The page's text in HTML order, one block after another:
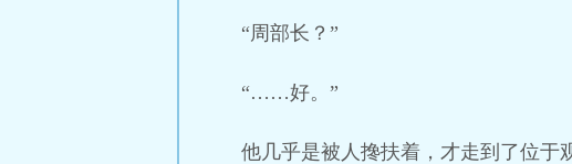
“周部长？”
“……好。”
他几乎是被人搀扶着，才走到了位于